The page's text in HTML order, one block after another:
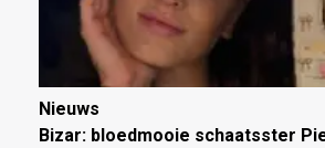
Nieuws
Bizar: bloedmooie schaatsster